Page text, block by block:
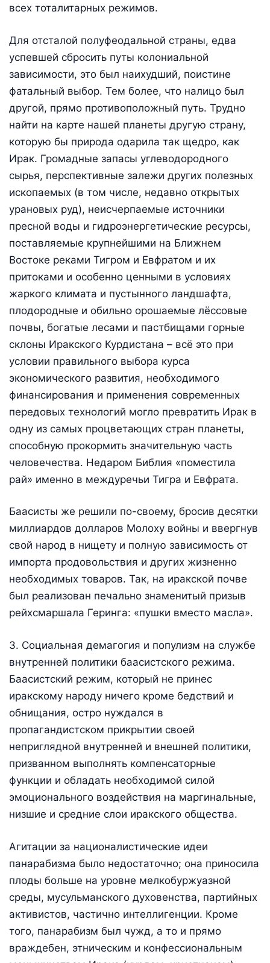
всех тоталитарных режимов.
Для отсталой полуфеодальной страны, едва
успевшей сбросить путы колониальной
зависимости, это был наихудший, поистине
фатальный выбор. Тем более, что налицо был
другой, прямо противоположный путь. Трудно
найти на карте нашей планеты другую страну,
которую бы природа одарила так щедро, как
Ирак. Громадные запасы углеводородного
сырья, перспективные залежи других полезных
ископаемых (в том числе, недавно открытых
урановых руд), неисчерпаемые источники
пресной воды и гидроэнергетические ресурсы,
поставляемые крупнейшими на Ближнем
Востоке реками Тигром и Евфратом и их
притоками и особенно ценными в условиях
жаркого климата и пустынного ландшафта,
плодородные и обильно орошаемые лёссовые
почвы, богатые лесами и пастбищами горные
склоны Иракского Курдистана – всё это при
условии правильного выбора курса
экономического развития, необходимого
финансирования и применения современных
передовых технологий могло превратить Ирак в
одну из самых процветающих стран планеты,
способную прокормить значительную часть
человечества. Недаром Библия «поместила
рай» именно в междуречьи Тигра и Евфрата.
Баасисты же решили по-своему, бросив десятки
миллиардов долларов Молоху войны и ввергнув
свой народ в нищету и полную зависимость от
импорта продовольствия и других жизненно
необходимых товаров. Так, на иракской почве
был реализован печально знаменитый призыв
рейхсмаршала Геринга: «пушки вместо масла».
3. Социальная демагогия и популизм на службе
внутренней политики баасистского режима.
Баасистский режим, который не принес
иракскому народу ничего кроме бедствий и
обнищания, остро нуждался в
пропагандистском прикрытии своей
неприглядной внутренней и внешней политики,
призванном выполнять компенсаторные
функции и обладать необходимой силой
эмоционального воздействия на маргинальные,
низшие и средние слои иракского общества.
Агитации за националистические идеи
панарабизма было недостаточно; она приносила
плоды больше на уровне мелкобуржуазной
среды, мусульманского духовенства, партийных
активистов, частично интеллигенции. Кроме
того, панарабизм был чужд, а то и прямо
враждебен, этническим и конфессиональным